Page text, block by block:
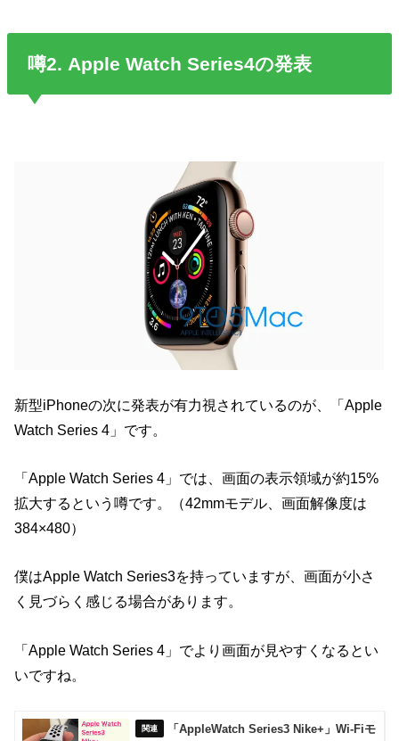
噂2. Apple Watch Series4の発表
新型iPhoneの次に発表が有力視されているのが、「Apple
Watch Series 4」です。
「Apple Watch Series 4」では、画面の表示領域が約15%
拡大するという噂です。（42mmモデル、画面解像度は
384×480）
僕はApple Watch Series3を持っていますが、画面が小さ
く見づらく感じる場合があります。
「Apple Watch Series 4」でより画面が見やすくなるとい
いですね。
「AppleWatch Series3 Nike+」Wi-Fiモ